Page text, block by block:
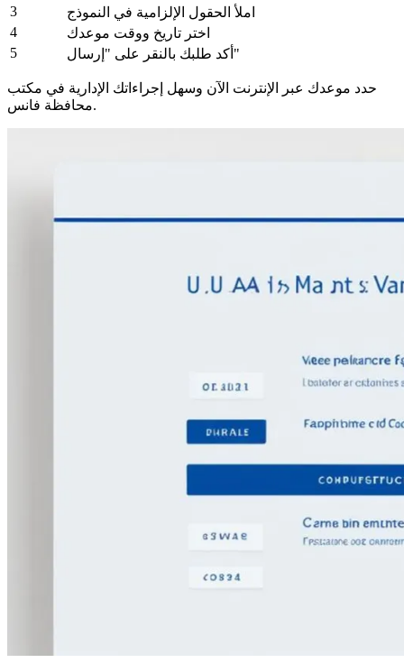
3
املأ الحقول الإلزامية في النموذج
4
اختر تاريخ ووقت موعدك
5
أكد طلبك بالنقر على "إرسال"
حدد موعدك عبر الإنترنت الآن وسهل إجراءاتك الإدارية في مكتب
محافظة فانس.